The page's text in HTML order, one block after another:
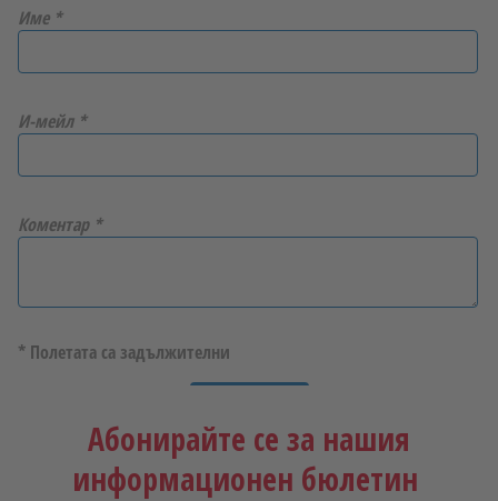
Име *
И-мейл *
Коментар *
* Полетата са задължителни
Абонирайте се за нашия
информационен бюлетин